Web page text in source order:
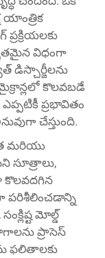
యాంత్రిక
విధంగా
డిస్చార్జీలను
కొలవబడే
ప్రభావితం
చేస్తుంది.
మరియు
సూత్రాలు,
కొలవదగిన
పరిశీలించడాన్ని
మోల్డ్
ప్రాసెస్
ఫలితాలకు